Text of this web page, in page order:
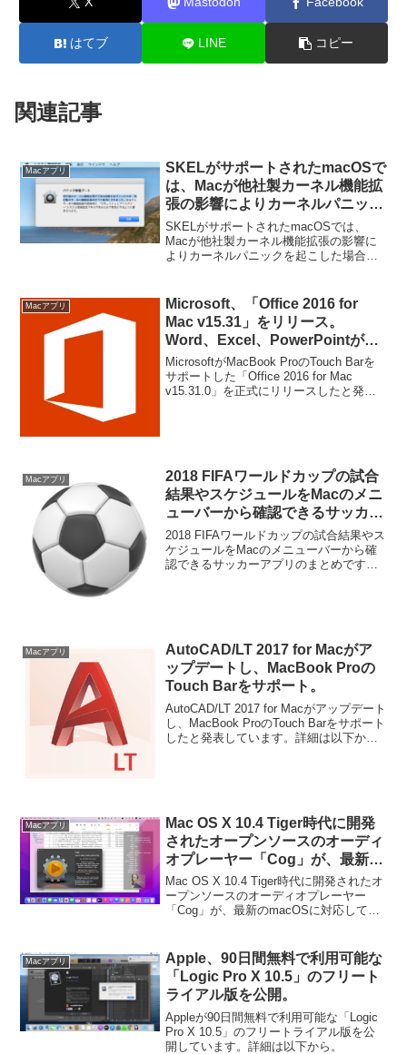
はてブ LINE コピー
関連記事
Macアプリ
SKELがサポートされたmacOSで
は、Macが他社製カーネル機能拡
張の影響によりカーネルパニック
を起こした場合、他社製のカーネ
ル機能拡張が全て無効化される
「パニック修復ブート」が導入さ
SKELがサポートされたmacOSでは、
Macが他社製カーネル機能拡張の影響に
よりカーネルパニックを起こした場合
うになったようです。詳細は以下から。
Macアプリ
Microsoft、「Office 2016 for
Mac v15.31」をリリース。
Word、Excel、PowerPointが
Touch Barをサポート。
MicrosoftがMacBook ProのTouch Barを
サポートした「Office 2016 for Mac
v15.31.0」を正式にリリースしたと発表
Macアプリ
2018 FIFAワールドカップの試合
結果やスケジュールをMacのメニ
ューバーから確認できるサッカー
アプリまとめ。
2018 FIFAワールドカップの試合結果やス
ケジュールをMacのメニューバーから確
認できるサッカーアプリのまとめです。
Macアプリ
AutoCAD/LT 2017 for Macがア
ップデートし、MacBook Proの
Touch Barをサポート。
AutoCAD/LT 2017 for Macがアップデート
し、MacBook ProのTouch Barをサポート
したと発表しています。詳細は以下か
Macアプリ
Mac OS X 10.4 Tiger時代に開発
されたオープンソースのオーディ
オプレーヤー「Cog」が、最新の
macOSに対応してMac App
Storeでリリース。
Mac OS X 10.4 Tiger時代に開発されたオ
ープンソースのオーディオプレーヤー
「Cog」が、最新のmacOSに対応して
Macアプリ
Apple、90日間無料で利用可能な
「Logic Pro X 10.5」のフリート
ライアル版を公開。
Appleが90日間無料で利用可能な「Logic
Pro X 10.5」のフリートライアル版を公
開しています。詳細は以下から。